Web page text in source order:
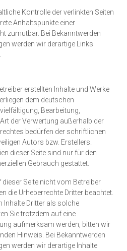
Kontrolle der verlinkten Seiten
Anhaltspunkte einer
zumutbar. Bei Bekanntwerden
werden wir derartige Links
erstellten Inhalte und Werke
dem deutschen
Bearbeitung,
der Verwertung außerhalb der
bedürfen der schriftlichen
Autors bzw. Erstellers.
dieser Seite sind nur für den
Gebrauch gestattet.
dieser Seite nicht vom Betreiber
die Urheberrechte Dritter beachtet.
Inhalte Dritter als solche
Sie trotzdem auf eine
aufmerksam werden, bitten wir
Hinweis. Bei Bekanntwerden
werden wir derartige Inhalte